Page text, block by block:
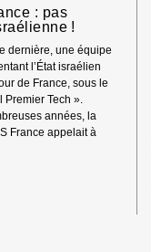
: pas
!
dernière, une équipe
l’État israélien
de France, sous le
Premier Tech ».
années, la
France appelait à